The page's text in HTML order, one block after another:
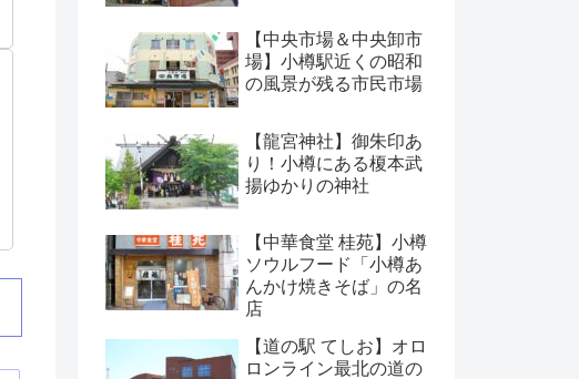
【中央市場＆中央卸市
場】小樽駅近くの昭和
の風景が残る市民市場
【龍宮神社】御朱印あ
り！小樽にある榎本武
揚ゆかりの神社
【中華食堂 桂苑】小樽
ソウルフード「小樽あ
んかけ焼きそば」の名
店
【道の駅 てしお】オロ
ロンライン最北の道の